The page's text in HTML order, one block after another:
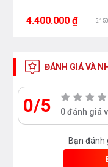
4.400.000 ₫
ĐÁNH GIÁ VÀ
0/5 0 đánh giá
Bạn đánh